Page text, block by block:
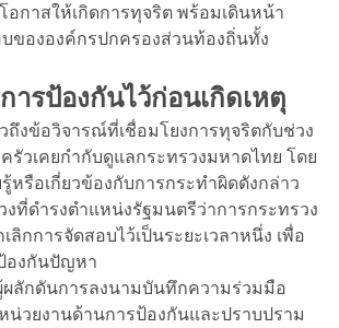
อกาสให้เกิดการทุจริต พร้อมเดินหน้า
ขององค์กรปกครองส่วนท้องถิ่นทั้ง
ารป้องกันไว้ก่อนเกิดเหตุ
ถึงข้อวิจารณ์ที่เชื่อมโยงการทุจริตกับช่วง
รัวเคยกำกับดูแลกระทรวงมหาดไทย โดย
หรือเกี่ยวข้องกับการกระทำผิดดังกล่าว
ที่ดำรงตำแหน่งรัฐมนตรีว่าการกระทรวง
ลิกการจัดสอบไว้เป็นระยะเวลาหนึ่ง เพื่อ
องกันปัญหา
ผลักดันการลงนามบันทึกความร่วมมือ
หน่วยงานด้านการป้องกันและปราบปราม